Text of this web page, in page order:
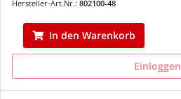
Hersteller-Art.Nr.: 802100-48
In den Warenkorb
Einloggen